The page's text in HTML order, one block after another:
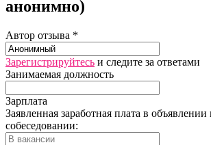
анонимно)
Автор отзыва *
Зарегистрируйтесь и следите за ответами
Занимаемая должность
Зарплата
Заявленная заработная плата в
собеседовании: